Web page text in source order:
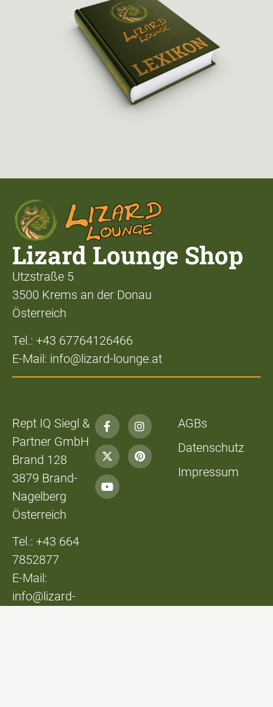
Lizard Lounge Shop
Utzstraße 5
3500 Krems an der Donau
Österreich
Tel.: +43 67764126466
E-Mail: info@lizard-lounge.at
Rept IQ Siegl &
Partner GmbH
Brand 128
3879 Brand-
Nagelberg
Österreich
Tel.: +43 664
7852877
E-Mail:
info@lizard-
AGBs
Datenschutz
Impressum